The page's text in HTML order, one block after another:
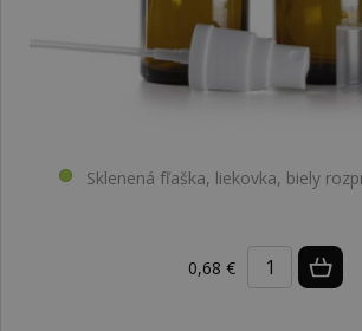
Sklenená fľaška, liekovka, biely
0,68 €